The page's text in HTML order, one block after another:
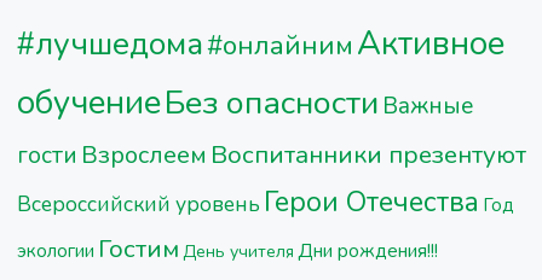
#лучшедома#онлайнимАктивное
обучениеБез опасности Важные
гости Взрослеем Воспитанники презентуют
Всероссийский уровень Герои Отечества Год
экологии Гостим День учителя Дни рождения!!!